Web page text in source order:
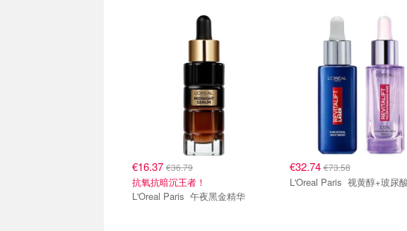
€16.37 €36.79
抗氧抗暗沉王者！
L'Oreal Paris 午夜黑金精华
€32.74€73.58
L'Oreal Paris 视黄醇+